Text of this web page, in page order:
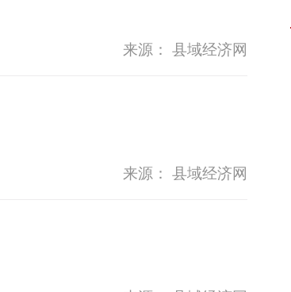
来源： 县域经济网
来源： 县域经济网